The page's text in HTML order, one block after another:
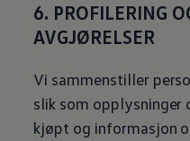
6. PROFILERING
AVGJØRELSER
Vi sammenstiller
slik som opplysninger
kjøpt og informasjon